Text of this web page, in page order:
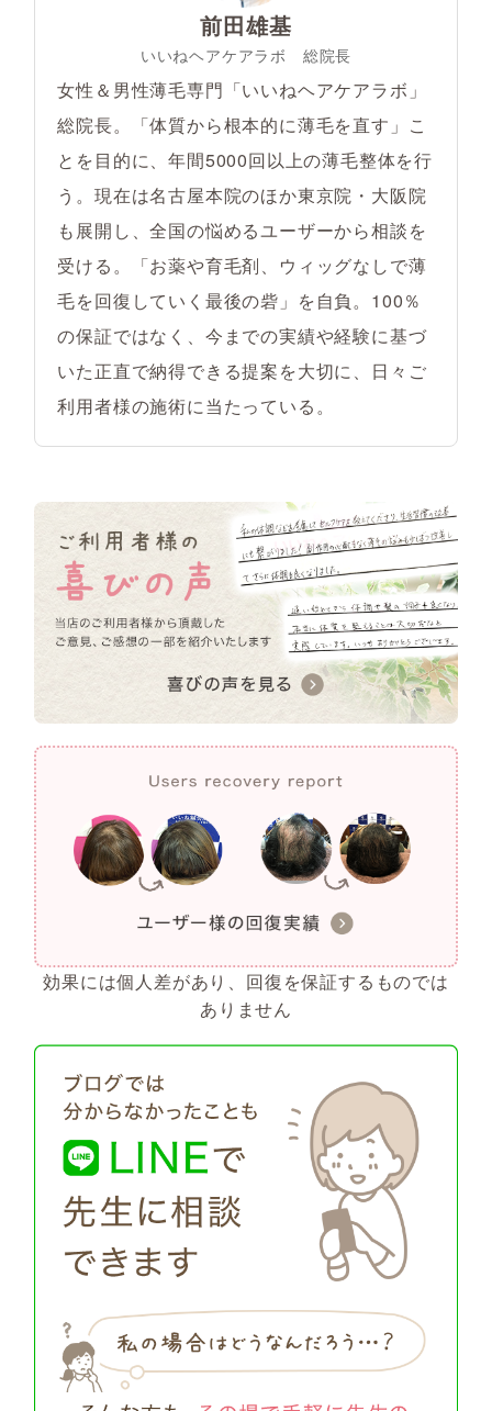
前田雄基
いいねヘアケアラボ 総院長
女性＆男性薄毛専門「いいねヘアケアラボ」
総院長。「体質から根本的に薄毛を直す」こ
とを目的に、年間5000回以上の薄毛整体を行
う。現在は名古屋本院のほか東京院・大阪院
も展開し、全国の悩めるユーザーから相談を
受ける。「お薬や育毛剤、ウィッグなしで薄
毛を回復していく最後の砦」を自負。100％
の保証ではなく、今までの実績や経験に基づ
いた正直で納得できる提案を大切に、日々ご
利用者様の施術に当たっている。
効果には個人差があり、回復を保証するものでは
ありません